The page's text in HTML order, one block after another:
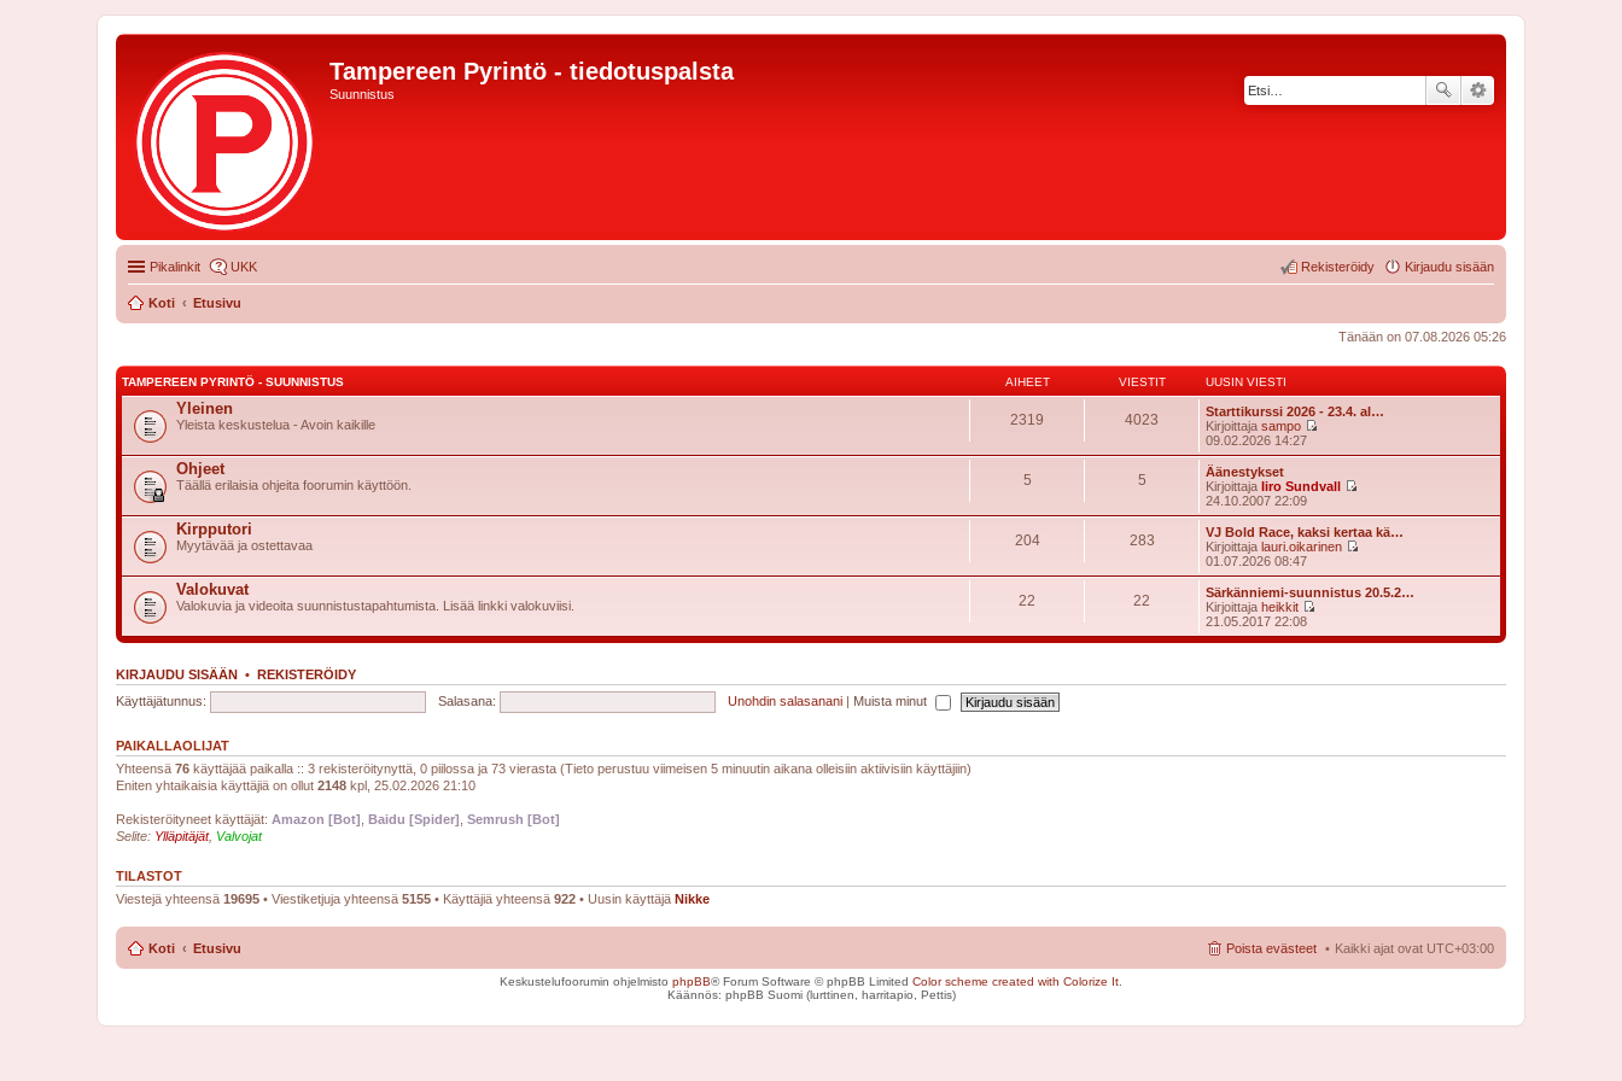
Tampereen Pyrintö - tiedotuspalsta
Suunnistus
Pikalinkit UKK Kirjaudu sisään
Rekisteröidy
Koti Etusivu
Tänään on 07.08.2026 05:26
TAMPEREEN PYRINTÖ - SUUNNISTUS AIHEET VIESTIT UUSIN VIESTI
Yleinen
Yleista keskustelua - Avoin kaikille 2319 4023
Starttikurssi 2026 - 23.4. al…
Kirjoittaja sampo
ä
t
ä
s
i
v
i
t
09.02.2026 14:27
Ohjeet
Täällä erilaisia ohjeita foorumin käyttöön. 5 5
Äänestykset
Kirjoittaja Iiro Sundvall
ä
y
t
s
v
s
24.10.2007 22:09
Kirpputori
Myytävää ja ostettavaa 204 283
VJ Bold Race, kaksi kertaa kä…
Kirjoittaja lauri.oikarinen
ä
y
t
u
n
t
01.07.2026 08:47
Valokuvat
Valokuvia ja videoita suunnistustapahtumista. Lisää linkki valokuviisi. 22 22
Särkänniemi-suunnistus 20.5.2…
Kirjoittaja heikkit
ä
y
21.05.2017 22:08
KIRJAUDU SISÄÄN • REKISTERÖIDY
Käyttäjätunnus:
Salasana: Unohdin salasanani | Muista minut
PAIKALLAOLIJAT
Yhteensä 76 käyttäjää paikalla :: 3 rekisteröitynyttä, 0 piilossa ja 73 vierasta (Tieto perustuu viimeisen 5 minuutin aikana olleisiin aktiivisiin käyttäjiin)
Eniten yhtaikaisia käyttäjiä on ollut 2148 kpl, 25.02.2026 21:10
Rekisteröityneet käyttäjät: Amazon [Bot] Baidu [Spider] Semrush [Bot]
Selite: Ylläpitäjät, Valvojat
TILASTOT
Viestejä yhteensä 19695 • Viestiketjuja yhteensä 5155 • Käyttäjiä yhteensä 922 • Uusin käyttäjä Nikke
Koti Etusivu Kaikki ajat ovat UTC+03:00
Poista evästeet
Keskustelufoorumin ohjelmisto phpBB® Forum Software © phpBB Limited Color scheme created with Colorize It
Käännös: phpBB Suomi (lurttinen, harritapio, Pettis)